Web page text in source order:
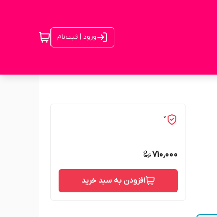
ورود | ثبت‌نام
0
710,000
افزودن به سبد خرید